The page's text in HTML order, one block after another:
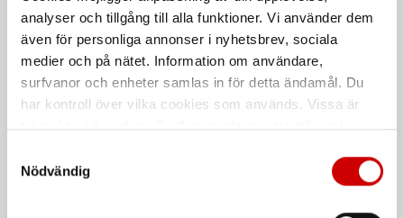
analyser och tillgång till alla funktioner. Vi använder dem
även för personliga annonser i nyhetsbrev, sociala
medier och på nätet. Information om användare,
surfvanor och enheter samlas in för detta ändamål. Du
har kontroll över vilka cookies som används. Vissa är
tekniskt nödvändiga. Godkännande av statistik- och
länder utanför EU med olika dataskyddsnormer. Genom
att godkänna samtycker du till sådana överföringar. Läs
Nödvändig
Batteri Callisto
Till fläktenhet Callisto
Fläktmotor SR500
SR 500
De som köpte, köpte även
Kampanj